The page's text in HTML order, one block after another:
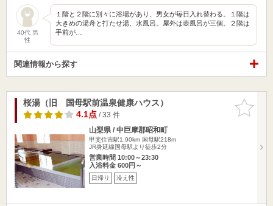
40代 男
性
１階と２階に別々に浴場があり、男女が毎日入れ替わる。１階は
大きめの湯舟と打たせ湯、水風呂。屋外は壺風呂が三個。２階は
手前が…
関連情報から探す
お気に入
りに追加
桜湯（旧 国母駅前温泉健康ハウス）
4.1点/ 33 件
山梨県 / 中巨摩郡昭和町
甲斐住吉駅1.90km 国母駅218m
JR身延線国母駅より徒歩2分
営業時間 10:00～23:30
入浴料金 600円～
日帰り 冷え性